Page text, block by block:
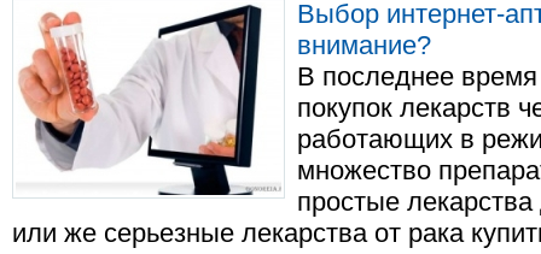
Выбор интернет-
внимание?
В последнее время
покупок лекарств
работающих в
множество
простые
или же серьезные лекарства от рака